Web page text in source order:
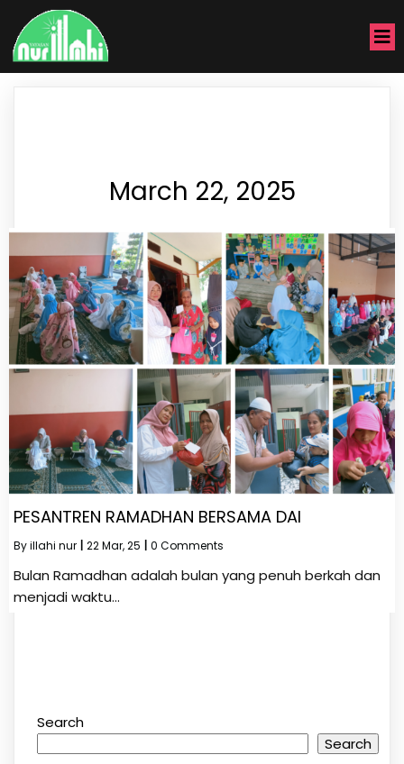
March 22, 2025
PESANTREN RAMADHAN BERSAMA DAI
Byillahi nur 22Mar, 25 0 Comments
Bulan Ramadhan adalah bulan yang penuh berkah dan
menjadi waktu…
Search
Search